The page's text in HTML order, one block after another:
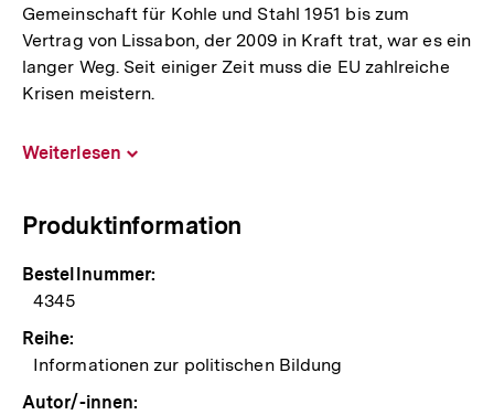
Gemeinschaft für Kohle und Stahl 1951 bis zum
Vertrag von Lissabon, der 2009 in Kraft trat, war es ein
langer Weg. Seit einiger Zeit muss die EU zahlreiche
Krisen meistern.
Weiterlesen
Produktinformation
Bestellnummer:
4345
Reihe:
Informationen zur politischen Bildung
Autor/-innen: